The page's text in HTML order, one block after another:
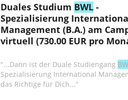
Duales Studium BWL -
Spezialisierung
Management (B.A.) am
virtuell (730.00 EUR pro
"...Dann ist der Duale Studiengang
Spezialisierung International
das Richtige für Dich..."